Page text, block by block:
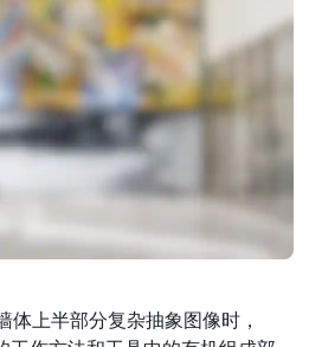
体上半部分复杂抽象图像时，